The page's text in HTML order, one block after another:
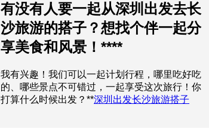
有没有人要一起从深圳出发去长
沙旅游的搭子？想找个伴一起分
享美食和风景！****
我有兴趣！我们可以一起计划行程，哪里吃好吃
的、哪些景点不可错过，一起享受这次旅行！你
打算什么时候出发？**深圳出发长沙旅游搭子